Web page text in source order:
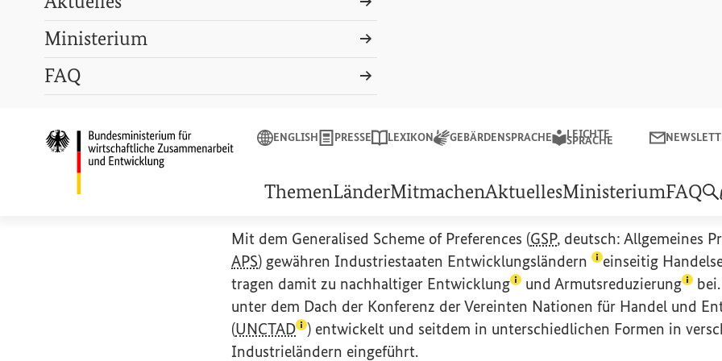
Startseite des Bundesministeriums für wirtschaftliche Zusammenarbeit und
ENGLISH PRESSE LEXIKON GEBÄRDENSPRACHE LEICHTE
SPRACHE
ThemenLänderMitmachenAktuellesMinisteriumFAQ
Suchen
Ministerium
FAQ
ENGLISH PRESSE LEXIKON GEBÄRDENSPRACHE LEICHTE SPRACHE NEWSLETTER
Generalised Scheme of Preferences
Mit dem Generalised Scheme of Preferences (GSP, deutsch: Allgemeines
APS) gewähren Industriestaaten Entwicklungsländern (Lexikon-Eintrag
einseitig
tragen damit zu nachhaltiger Entwicklung(Lexikon-Eintrag zum Begriff
und Armutsreduzierung
unter dem Dach der Konferenz der Vereinten Nationen für Handel und
(UNCTAD(Lexikon-Eintrag zum Begriff aufrufen)
) entwickelt und seitdem in unterschiedlichen Formen in
Industrieländern eingeführt.